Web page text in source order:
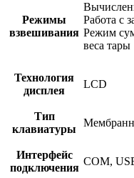
Режимы
взвешивания
Работа с
Режим
веса тары
Технология
дисплея
LCD
Тип
клавиатуры
Интерфейс
подключения
COM,